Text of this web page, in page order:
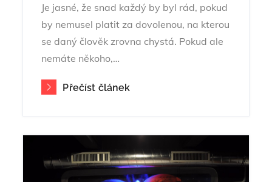
Je jasné, že snad každý by byl rád, pokud
by nemusel platit za dovolenou, na kterou
se daný člověk zrovna chystá. Pokud ale
nemáte někoho,…
Přečíst článek